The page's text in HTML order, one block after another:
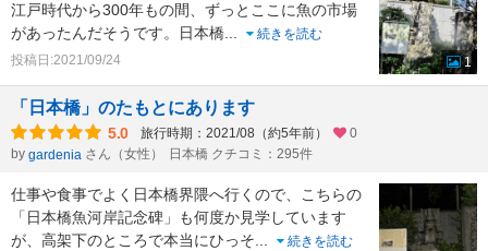
江戸時代から300年もの間、ずっとここに魚の市場
があったんだそうです。日本橋...
続きを読む
投稿日:2021/09/24
1
「日本橋」のたもとにあります
5.0 旅行時期：2021/08（約5年前）
0
by gardenia さん（女性） 日本橋 クチコミ：295件
仕事や食事でよく日本橋界隈へ行くので、こちらの
「日本橋魚河岸記念碑」も何度か見学しています
が、高架下のところで本当にひっそ...
続きを読む